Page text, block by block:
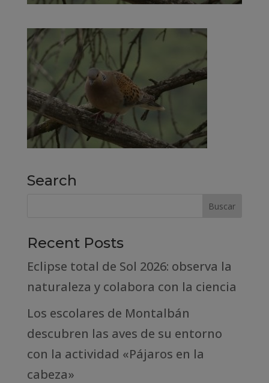
Search
Recent Posts
Eclipse total de Sol 2026: observa la
naturaleza y colabora con la ciencia
Los escolares de Montalbán
descubren las aves de su entorno
con la actividad «Pájaros en la
cabeza»